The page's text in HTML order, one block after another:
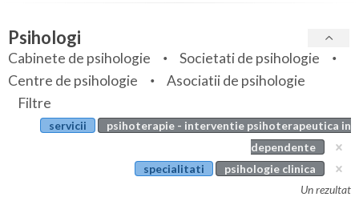
Bihor
Bistrita-Nasaud
Botosani
Specialitati
Servicii
Articole
Evenimente
Psihologi
Cabinete de psihologie
Societati de psihologie
Centre de psihologie
Asociatii de psihologie
Filtre
servicii
psihoterapie - interventie psihoterapeutica in
dependente
specialitati
psihologie clinica
Un rezultat